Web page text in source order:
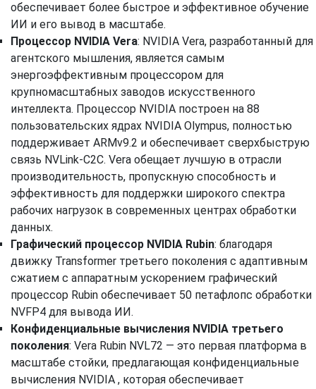
обеспечивает более быстрое и эффективное обучение
ИИ и его вывод в масштабе.
Процессор NVIDIA Vera: NVIDIA Vera, разработанный для
агентского мышления, является самым
энергоэффективным процессором для
крупномасштабных заводов искусственного
интеллекта. Процессор NVIDIA построен на 88
пользовательских ядрах NVIDIA Olympus, полностью
поддерживает ARMv9.2 и обеспечивает сверхбыструю
связь NVLink-C2C. Vera обещает лучшую в отрасли
производительность, пропускную способность и
эффективность для поддержки широкого спектра
рабочих нагрузок в современных центрах обработки
данных.
Графический процессор NVIDIA Rubin: благодаря
движку Transformer третьего поколения с адаптивным
сжатием с аппаратным ускорением графический
процессор Rubin обеспечивает 50 петафлопс обработки
NVFP4 для вывода ИИ.
Конфиденциальные вычисления NVIDIA третьего
поколения: Vera Rubin NVL72 — это первая платформа в
масштабе стойки, предлагающая конфиденциальные
вычисления NVIDIA , которая обеспечивает